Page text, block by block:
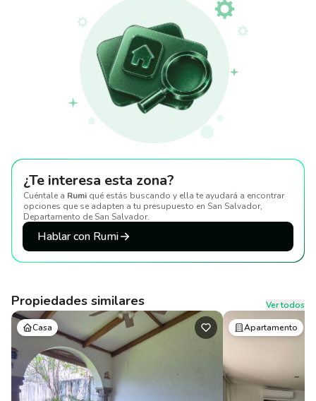
¿Te interesa esta zona?
Cuéntale a Rumi qué estás buscando y ella te ayudará a encontrar
opciones que se adapten a tu presupuesto en San Salvador,
Departamento de San Salvador.
Hablar con Rumi
Propiedades similares
Ver todos
Casa
Apartamento